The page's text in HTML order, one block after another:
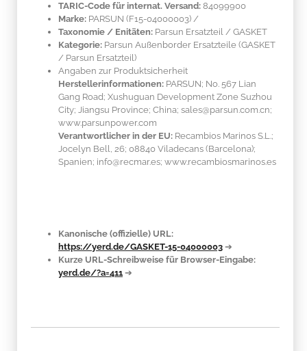
TARIC-Code für internat. Versand: 84099900
Marke: PARSUN (F15-04000003) /
Taxonomie / Enitäten: Parsun Ersatzteil / GASKET
Kategorie: Parsun Außenborder Ersatzteile (GASKET
/ Parsun Ersatzteil)
Angaben zur Produktsicherheit
Herstellerinformationen: PARSUN; No. 567 Lian
Gang Road; Xushuguan Development Zone Suzhou
City; Jiangsu Province; China; sales@parsun.com.cn;
www.parsunpower.com
Verantwortlicher in der EU: Recambios Marinos S.L.;
Jocelyn Bell, 26; 08840 Viladecans (Barcelona);
Spanien; info@recmar.es; www.recambiosmarinos.es
Kanonische (offizielle) URL:
https://yerd.de/GASKET-15-04000003 ➔
Kurze URL-Schreibweise für Browser-Eingabe:
yerd.de/?a=411 ➔